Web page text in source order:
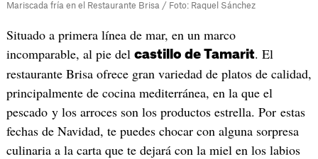
Mariscada fría en el Restaurante Brisa / Foto: Raquel Sánchez
Situado a primera línea de mar, en un marco
incomparable, al pie del castillo de Tamarit. El
restaurante Brisa ofrece gran variedad de platos de calidad,
principalmente de cocina mediterránea, en la que el
pescado y los arroces son los productos estrella. Por estas
fechas de Navidad, te puedes chocar con alguna sorpresa
culinaria a la carta que te dejará con la miel en los labios